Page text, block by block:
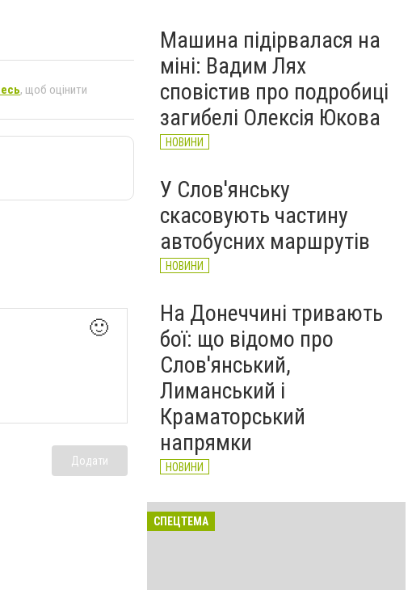
, щоб оцінити
🙂
Додати
Машина підірвалася на
міні: Вадим Лях
сповістив про подробиці
загибелі Олексія Юкова
НОВИНИ
У Слов'янську
скасовують частину
автобусних маршрутів
НОВИНИ
На Донеччині тривають
бої: що відомо про
Слов'янський,
Лиманський і
Краматорський
напрямки
НОВИНИ
СПЕЦТЕМА